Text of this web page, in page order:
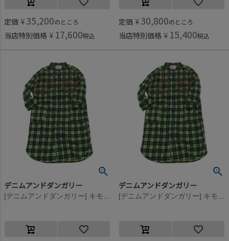
定価 ¥ 35,200のところ
当店特別価格 ¥ 17,600税込
定価 ¥ 30,800のところ
当店特別価格 ¥ 15,400税込
デニムアンドダンガリー デニムアンドダンガリー